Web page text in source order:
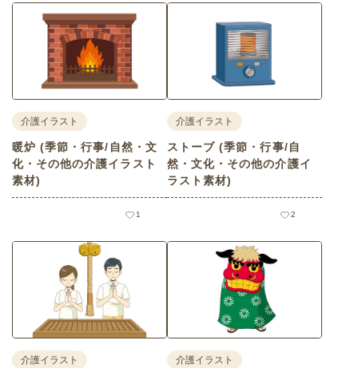
介護イラスト
暖炉 (季節・行事/自然・文
化・その他の介護イラスト
素材)
1
介護イラスト
ストーブ (季節・行事/自
然・文化・その他の介護イ
ラスト素材)
2
介護イラスト 介護イラスト